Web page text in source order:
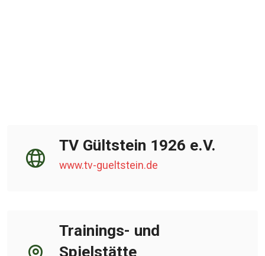
TV Gültstein 1926 e.V.
www.tv-gueltstein.de
Trainings- und
Spielstätte